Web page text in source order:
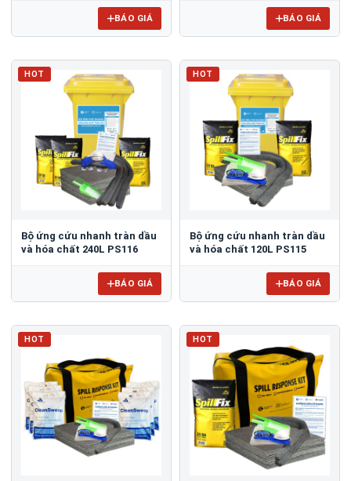
BÁO GIÁ BÁO GIÁ
HOT
Bộ ứng cứu nhanh tràn dầu
và hóa chất 240L PS116
BÁO GIÁ
HOT
Bộ ứng cứu nhanh tràn dầu
và hóa chất 120L PS115
BÁO GIÁ
HOT HOT